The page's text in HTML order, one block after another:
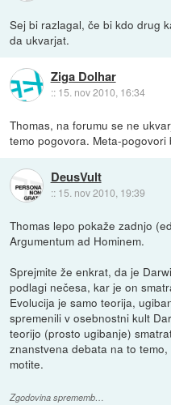
Sej bi razlagal, če bi kdo drug
da ukvarjat.
Ziga Dolhar
:: 15. nov 2010, 16:34
Thomas, na forumu se ne
temo pogovora. Meta-pogovori
DeusVult
:: 15. nov 2010, 19:39
Thomas lepo pokaže zadnjo
Argumentum ad Hominem.
Sprejmite že enkrat, da je
podlagi nečesa, kar je on
Evolucija je samo teorija,
spremenili v osebnostni kult
teorijo (prosto ugibanje)
znanstvena debata na to
motite.
Zgodovina sprememb…